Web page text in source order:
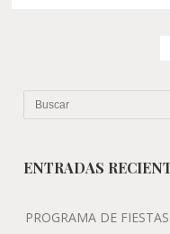
ENTRADAS
PROGRAMA DE